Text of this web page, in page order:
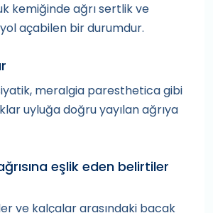
kemiğinde ağrı sertlik ve
açabilen bir durumdur.
siyatik, meralgia paresthetica gibi
uyluğa doğru yayılan ağrıya
eşlik eden belirtiler
ve kalçalar arasındaki bacak